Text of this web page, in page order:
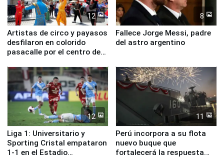
12
Artistas de circo y payasos
desfilaron en colorido
pasacalle por el centro de
8
Fallece Jorge Messi, padre
del astro argentino
12
Liga 1: Universitario y
Sporting Cristal empataron
1-1 en el Estadio
11
Perú incorpora a su flota
nuevo buque que
fortalecerá la respuesta